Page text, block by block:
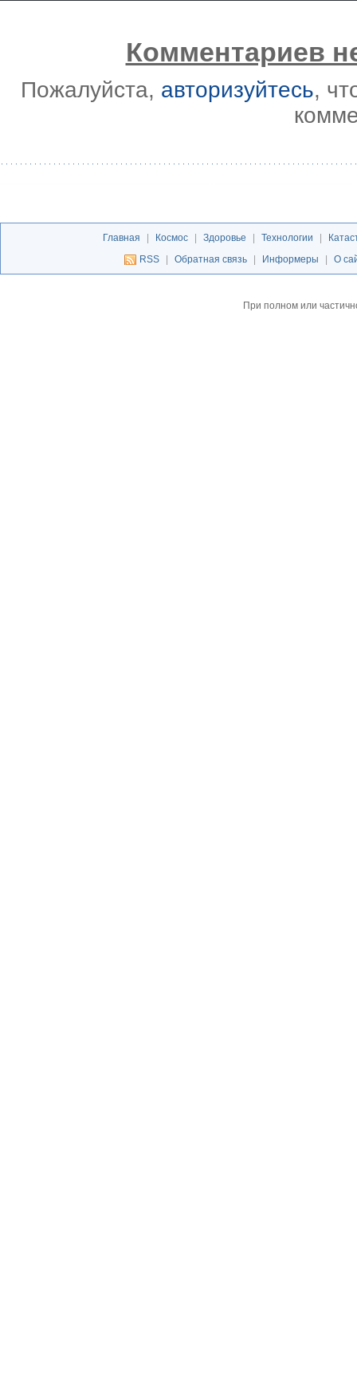
Комментариев
Пожалуйста, авторизуйтесь,
Главная Космос Здоровье Технологии
RSS
Обратная связь Информеры О
При полном или